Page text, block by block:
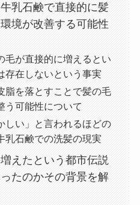
乳石鹸で直接的に髪
境が改善する可能性
毛が直接的に増えるとい
存在しないという事実
脂を落とすことで髪の毛
う可能性について
しい」と言われるほどの
乳石鹸での洗髪の現実
えたという都市伝説
たのかその背景を解